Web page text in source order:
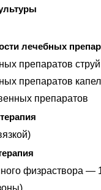
лечебных
препаратов
препаратов
препаратов
физраствора —